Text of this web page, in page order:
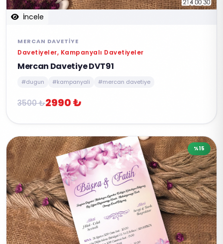
İncele
MERCAN DAVETIYE
Davetiyeler, Kampanyalı Davetiyeler
Mercan Davetiye DVT91
#dugun #kampanyali #mercan davetiye
3500 ₺2990 ₺
%15